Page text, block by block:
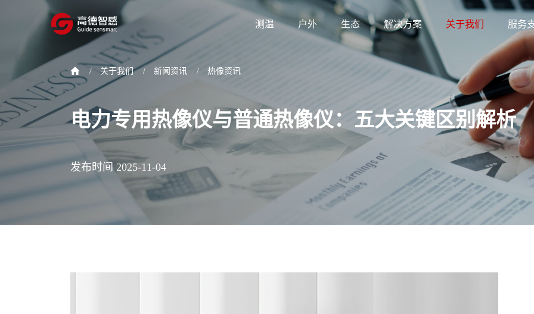
测温 户外 生态 解决方案 关于我们 服务
/ 关于我们 / 新闻资讯 / 热像资讯
电力专用热像仪与普通热像仪：五大关键区别解析
发布时间 2025-11-04